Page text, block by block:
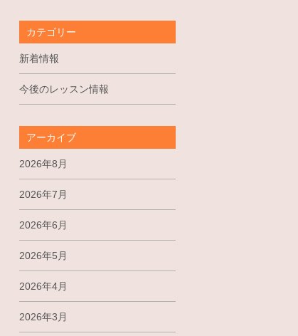
カテゴリー
新着情報
今後のレッスン情報
アーカイブ
2026年8月
2026年7月
2026年6月
2026年5月
2026年4月
2026年3月